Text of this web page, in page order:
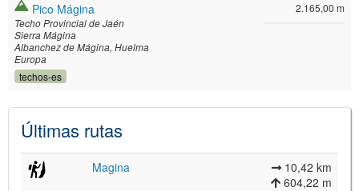
Pico Mágina
Techo Provincial de Jaén
Sierra Mágina
Albanchez de Mágina Huelma
Europa
techos-es
2.165,00 m
Últimas rutas
Magina
10,42 km
604,22 m